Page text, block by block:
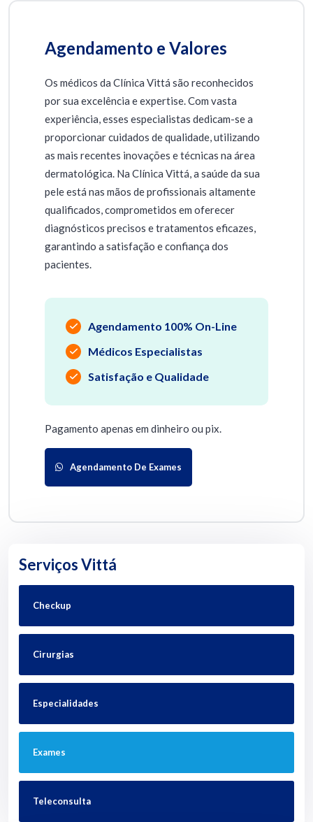
Agendamento e Valores
Os médicos da Clínica Vittá são reconhecidos
por sua excelência e expertise. Com vasta
experiência, esses especialistas dedicam-se a
proporcionar cuidados de qualidade, utilizando
as mais recentes inovações e técnicas na área
dermatológica. Na Clínica Vittá, a saúde da sua
pele está nas mãos de profissionais altamente
qualificados, comprometidos em oferecer
diagnósticos precisos e tratamentos eficazes,
garantindo a satisfação e confiança dos
pacientes.
Agendamento 100% On-Line
Médicos Especialistas
Satisfação e Qualidade
Pagamento apenas em dinheiro ou pix.
Agendamento De Exames
Serviços Vittá
Checkup
Cirurgias
Especialidades
Exames
Teleconsulta